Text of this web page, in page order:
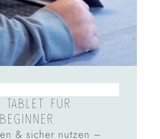
TABLET FÜR
& sicher nutzen –